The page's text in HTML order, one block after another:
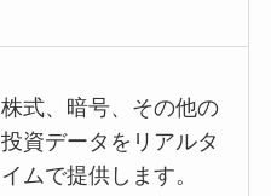
株式、暗号、その他の
投資データをリアルタ
イムで提供します。